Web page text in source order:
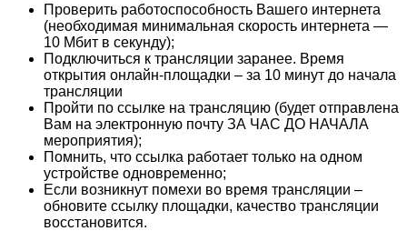
Проверить работоспособность Вашего интернета
(необходимая минимальная скорость интернета —
10 Мбит в секунду);
Подключиться к трансляции заранее. Время
открытия онлайн-площадки – за 10 минут до начала
трансляции
Пройти по ссылке на трансляцию (будет отправлена
Вам на электронную почту ЗА ЧАС ДО НАЧАЛА
мероприятия);
Помнить, что ссылка работает только на одном
устройстве одновременно;
Если возникнут помехи во время трансляции –
обновите ссылку площадки, качество трансляции
восстановится.